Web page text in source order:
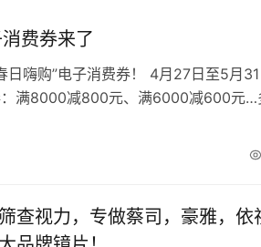
费券来了
日嗨购”电子消费券！ 4月27日至5月
满8000减800元、满6000减600元…
查视力，专做蔡司，豪雅，依